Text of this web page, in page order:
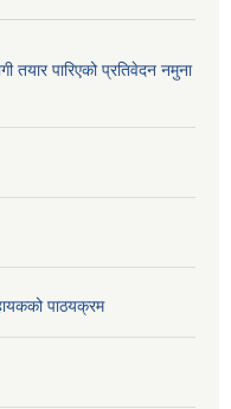
तयार पारिएको प्रतिवेदन नमुना
पाठयक्रम